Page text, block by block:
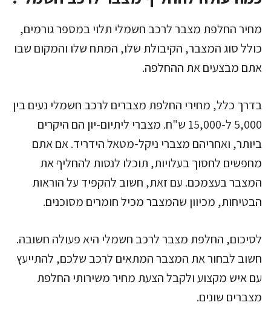
מחיר החלפת מצבר לרכב חשמלי תלוי במספר גורמים,
כולל סוג המצבר, הקיבולת שלו, המתח שלו והמקום שבו
אתם מבצעים את ההחלפה.
בדרך כלל, מחירי החלפת מצברים לרכב חשמלי נעים בין
5,000 ל-15,000 ש"ח. מצברי ליתיום-יון הם היקרים
ביותר, ואחריהם מצברי ניקל-מטאל הידריד. אם אתם
מחפשים לחסוך בעלויות, תוכלו לנסות להחליף את
המצבר בעצמכם. עם זאת, חשוב להקפיד על הוראות
הבטיחות, מכיוון שהמצבר מכיל חומרים מסוכנים.
לסיכום, החלפת מצבר לרכב חשמלי היא פעולה חשובה.
חשוב לבחור את המצבר המתאים לרכב שלכם, להתייעץ
עם איש מקצוע ולקבל הצעת מחיר משירותי החלפת
מצברים שונים.